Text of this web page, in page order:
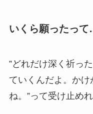
いくら願ったっ
”どれだけ深く祈っ
ていくんだよ。か
ね。”って受け止め